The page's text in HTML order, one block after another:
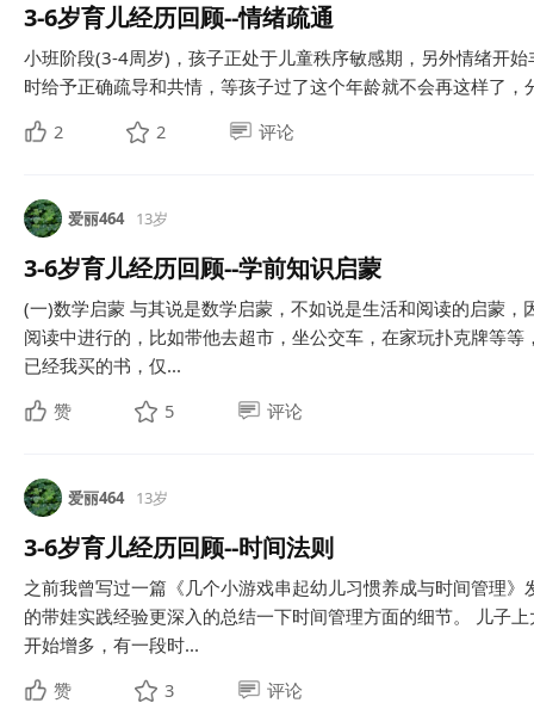
3-6岁育儿经历回顾--情绪疏通
小班阶段(3-4周岁)，孩子正处于儿童秩序敏感期，另外情绪开
时给予正确疏导和共情，等孩子过了这个年龄就不会再这样了，
2
2 评论
爱丽464 13岁
3-6岁育儿经历回顾--学前知识启蒙
(一)数学启蒙 与其说是数学启蒙，不如说是生活和阅读的启蒙
阅读中进行的，比如带他去超市，坐公交车，在家玩扑克牌等
已经我买的书，仅...
赞
5 评论
爱丽464 13岁
3-6岁育儿经历回顾--时间法则
之前我曾写过一篇《几个小游戏串起幼儿习惯养成与时间管理
的带娃实践经验更深入的总结一下时间管理方面的细节。 儿子
开始增多，有一段时...
赞
3 评论